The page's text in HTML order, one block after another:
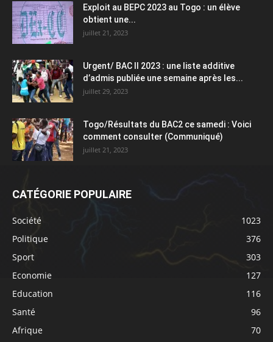
Exploit au BEPC 2023 au Togo : un élève
obtient une...
juillet 21, 2023
Urgent/ BAC II 2023 : une liste additive
d’admis publiée une semaine après les...
juillet 29, 2023
Togo/Résultats du BAC2 ce samedi : Voici
comment consulter (Communiqué)
juillet 21, 2023
CATÉGORIE POPULAIRE
Société
1023
Politique
376
Sport
303
Economie
127
Education
116
Santé
96
Afrique
70